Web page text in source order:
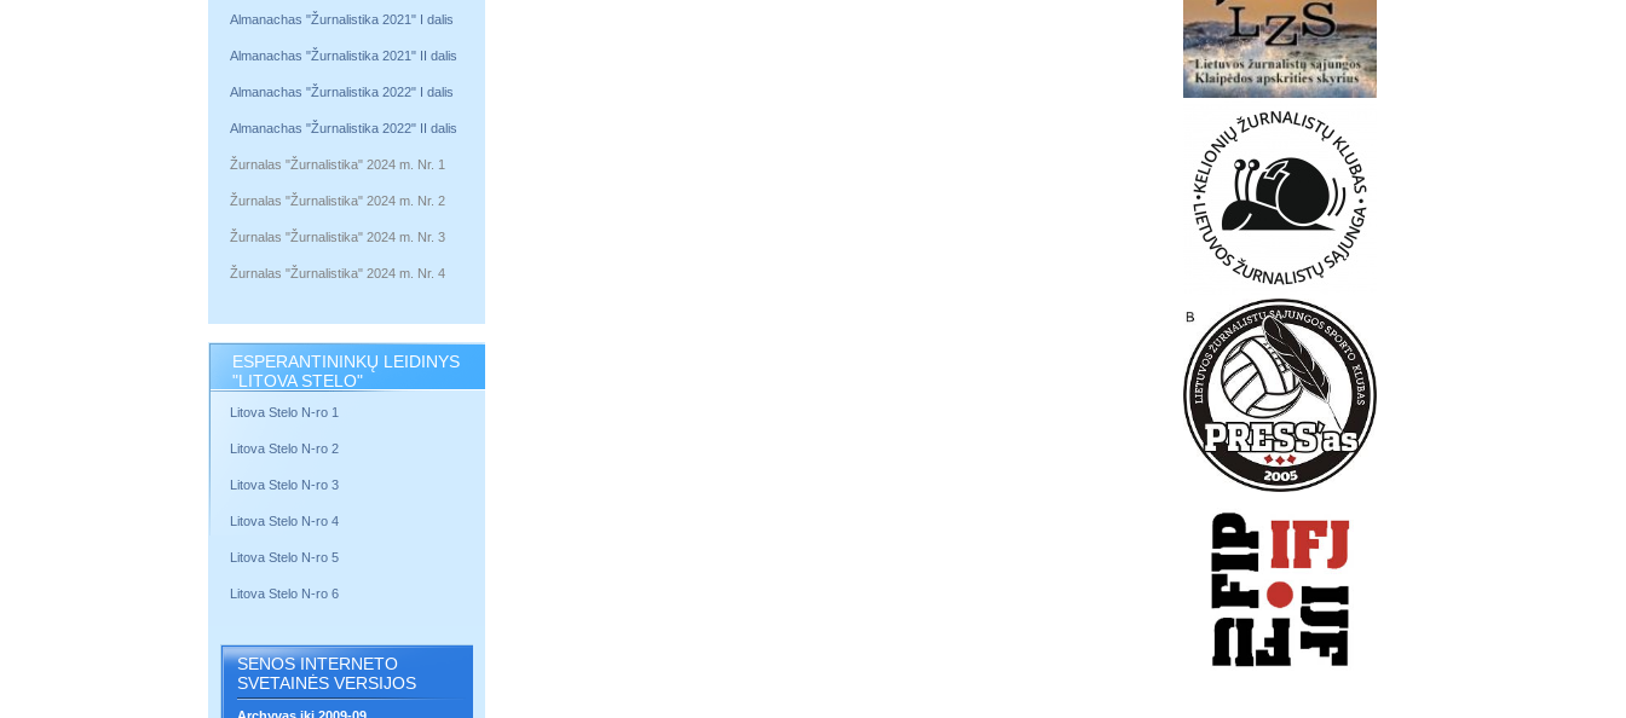
Almanachas "Žurnalistika 2021" I dalis
Almanachas "Žurnalistika 2021" II dalis
Almanachas "Žurnalistika 2022" I dalis
Almanachas "Žurnalistika 2022" II dalis
Žurnalas "Žurnalistika" 2024 m. Nr. 1
Žurnalas "Žurnalistika" 2024 m. Nr. 2
Žurnalas "Žurnalistika" 2024 m. Nr. 3
Žurnalas "Žurnalistika" 2024 m. Nr. 4
ESPERANTININKŲ LEIDINYS
"LITOVA STELO"
Litova Stelo N-ro 1
Litova Stelo N-ro 2
Litova Stelo N-ro 3
Litova Stelo N-ro 4
Litova Stelo N-ro 5
Litova Stelo N-ro 6
SENOS INTERNETO
SVETAINĖS VERSIJOS